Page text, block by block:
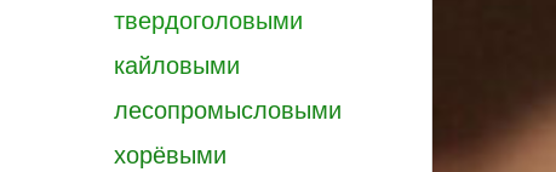
твердоголовыми
кайловыми
лесопромысловыми
хорёвыми